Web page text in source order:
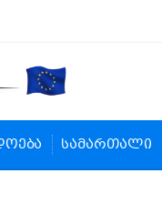
სამართალი